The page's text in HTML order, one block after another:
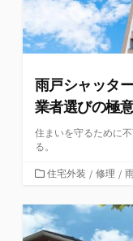
雨戸シャッタ
業者選びの極
住まいを守るために
る。
カ
ゴ
リ
ー
住宅外装 / 修理 /